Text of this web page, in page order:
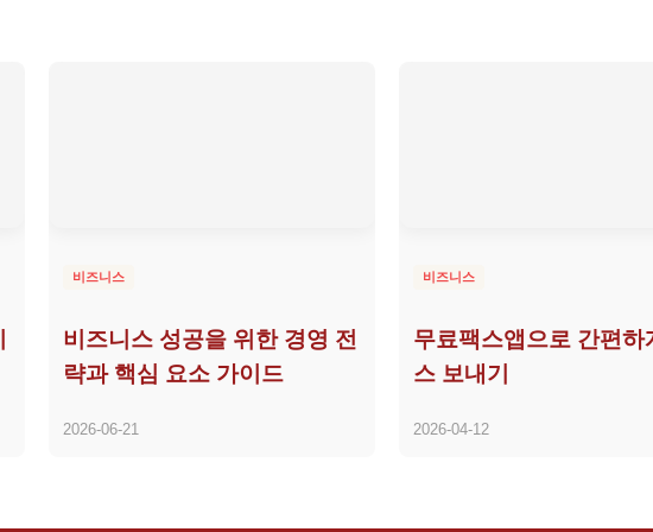
비즈니스
비즈니스 성공을 위한 경영 전
략과 핵심 요소 가이드
2026-06-21
비즈니스
무료팩스앱으로 간편하
스 보내기
2026-04-12